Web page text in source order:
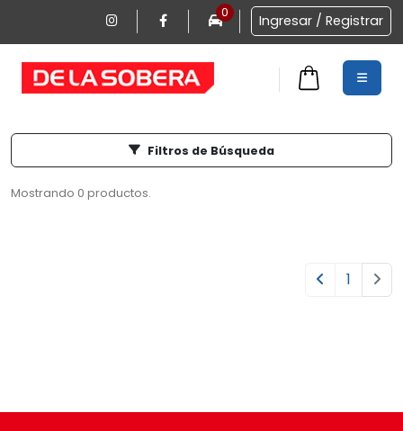
0 Ingresar / Registrar
Filtros de Búsqueda
Mostrando 0 productos.
1